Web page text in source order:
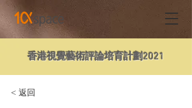
香港視覺藝術評論培育計劃2021
< 返回